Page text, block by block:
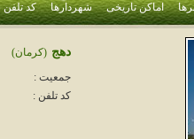
اماکن تاریخی شهردارها کد
دهج (كرمان)
جمعیت :
کد تلفن :